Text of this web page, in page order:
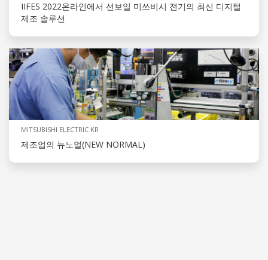
IIFES 2022온라인에서 선보일 미쓰비시 전기의 최신 디지털
제조 솔루션
MITSUBISHI ELECTRIC KR
제조업의 뉴노멀(NEW NORMAL)